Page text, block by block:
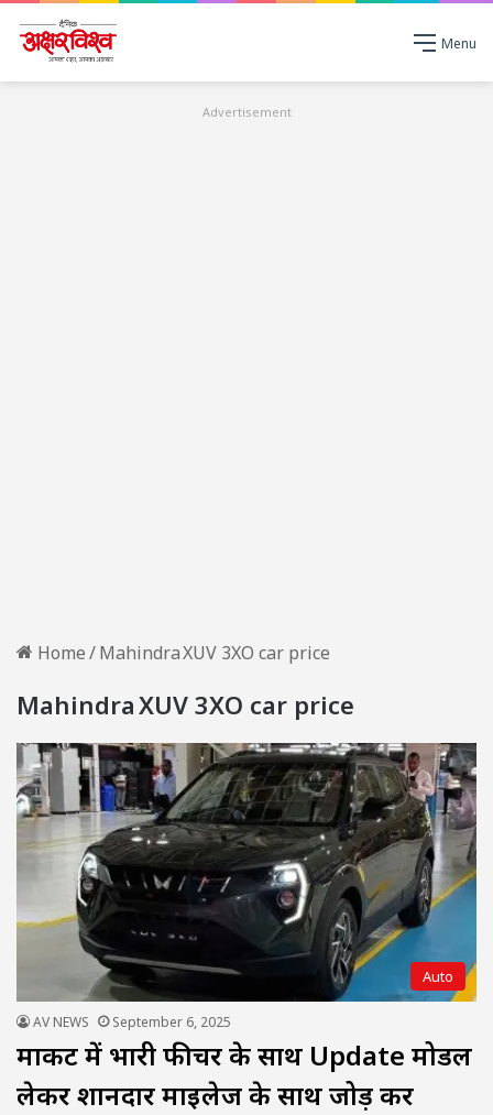
Menu
Advertisement
Home/Mahindra XUV 3XO car price
Mahindra XUV 3XO car price
Auto
AV NEWS September 6, 2025
मार्केट में भारी फीचर के साथ Update मोडल
लेकर शानदार माइलेज के साथ जोड़ कर